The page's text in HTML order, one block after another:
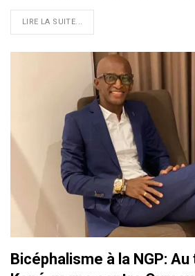
LIRE LA SUITE...
Bicéphalisme à la NGP: